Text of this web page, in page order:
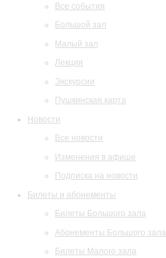
Все события
Большой зал
Малый зал
Лекции
Экскурсии
Пушкинская карта
Новости
Все новости
Изменения в афише
Подписка на новости
Билеты и абонементы
Билеты Большого зала
Абонементы Большого зала
Билеты Малого зала